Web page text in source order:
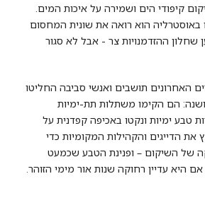
קיפודי הים ושמירה על איכות המים.
הוא רואה את שונית המחסום
שחלון ההזדמנויות צר - אבל לא סגור
האחרונים תושבים ואנשי סביבה החליטו
הם הקימו משתלות תת-ימיות
טבע ימיות ונקטו באכיפה קפדנית על
את הדייגים והקהילות המקומיות כדי
של השיקום – ופנינת הטבע שכמעט
היא עדיין רחוקה שנות אור מימי הזוהר.